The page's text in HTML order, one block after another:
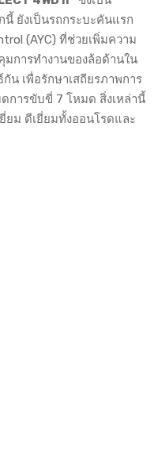
ยังเป็นรถกระบะคันแรก
(AYC) ที่ช่วยเพิ่มความ
การทำงานของล้อด้านใน
เพื่อรักษาเสถียรภาพการ
การขับขี่ 7 โหมด สิ่งเหล่านี้
ยม ดีเยี่ยมทั้งออนโรดและ